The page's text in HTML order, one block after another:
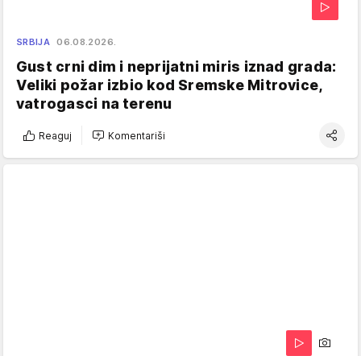
SRBIJA 06.08.2026.
Gust crni dim i neprijatni miris iznad grada:
Veliki požar izbio kod Sremske Mitrovice,
vatrogasci na terenu
Reaguj Komentariši